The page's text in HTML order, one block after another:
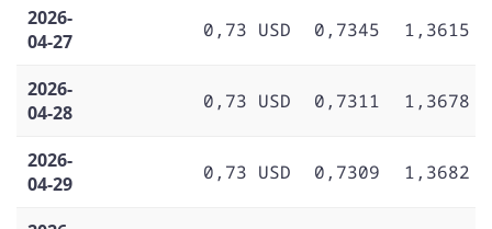
2026-
04-27
0,73 USD 0,7345 1,3615
2026-
04-28
0,73 USD 0,7311 1,3678
2026-
04-29
0,73 USD 0,7309 1,3682